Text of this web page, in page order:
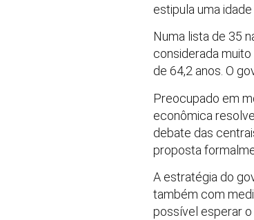
estipula uma idade
Numa lista de 35
considerada
de 64,2 anos. O
Preocupado em
econômica
debate das
proposta
A estratégia do
também com
possível esperar